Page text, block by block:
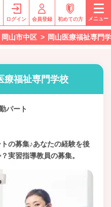
ログイン 会員登録 初めての方 メニュー
岡山市中区 岡山医療福祉専門
療福祉専門学校
パート
の募集♪あなたの経験を後
実習指導教員の募集。